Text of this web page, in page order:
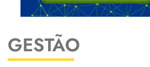
GESTÃO